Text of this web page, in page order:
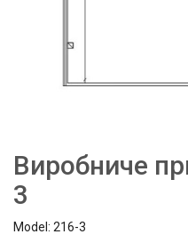
Виробниче
3
Model: 216-3